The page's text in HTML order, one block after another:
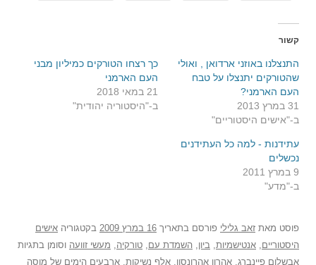
קשור
התנצלנו באוזני ארדואן , ואולי
שהטורקים יתנצלו על טבח
העם הארמני?
31 במרץ 2013
ב-"אישים היסטוריים"
כך רצחו הטורקים כמיליון מבני
העם הארמני
21 במאי 2018
ב-"היסטוריה יהודית"
עתידנות - למה כל העתידנים
נכשלים
9 במרץ 2011
ב-"מדע"
פוסט מאת זאב גלילי פורסם בתאריך 16 במרץ 2009 בקטגוריה אישים
היסטוריים אנטישמיות ביון השמדת עם טורקיה מעשי זוועה וסומן בתגיות
אבשלום פיינברג אהרון אהרונסון אלף נשיקות ארבעים הימים של מוסה